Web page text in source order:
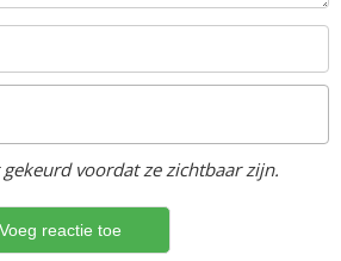
voordat ze zichtbaar zijn.